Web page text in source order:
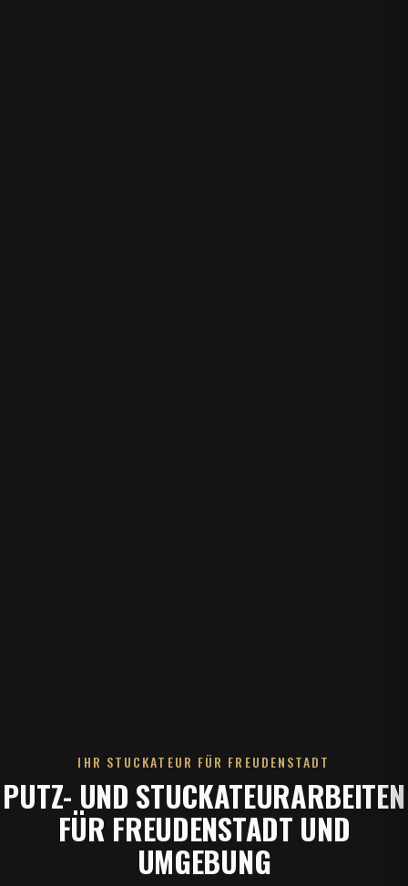
IHR STUCKATEUR FÜR FREUDENSTADT
PUTZ- UND STUCKATEURARBEITEN
FÜR FREUDENSTADT UND
UMGEBUNG